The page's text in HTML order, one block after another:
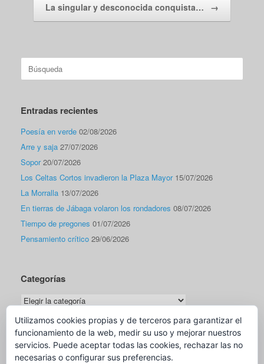
La singular y desconocida conquista… →
Buscar:
Entradas recientes
Poesía en verde 02/08/2026
Arre y saja 27/07/2026
Sopor 20/07/2026
Los Celtas Cortos invadieron la Plaza Mayor 15/07/2026
La Morralla 13/07/2026
En tierras de Jábaga volaron los rondadores 08/07/2026
Tiempo de pregones 01/07/2026
Pensamiento crítico 29/06/2026
Categorías
Categorías
Traductor
Utilizamos cookies propias y de terceros para garantizar el
funcionamiento de la web, medir su uso y mejorar nuestros
servicios. Puede aceptar todas las cookies, rechazar las no
necesarias o configurar sus preferencias.